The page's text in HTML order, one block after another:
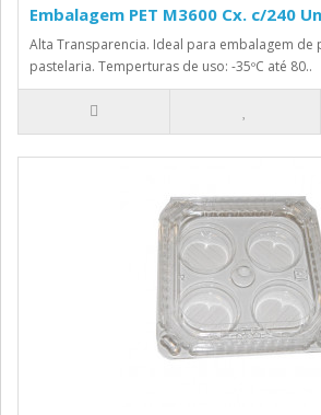
Embalagem PET M3600 Cx. c/240
Alta Transparencia. Ideal para embalagem de
pastelaria. Temperturas de uso: -35ºC até 80..